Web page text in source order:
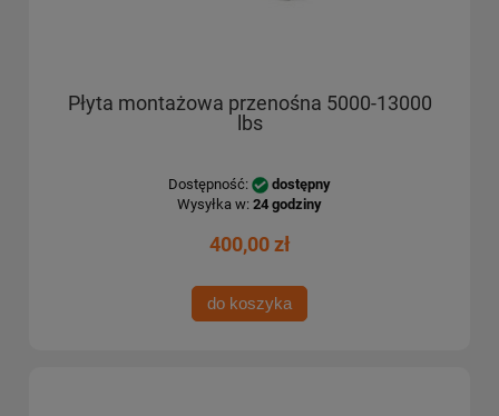
Płyta montażowa przenośna 5000-13000
lbs
Dostępność:
dostępny
Wysyłka w: 24 godziny
400,00 zł
do koszyka